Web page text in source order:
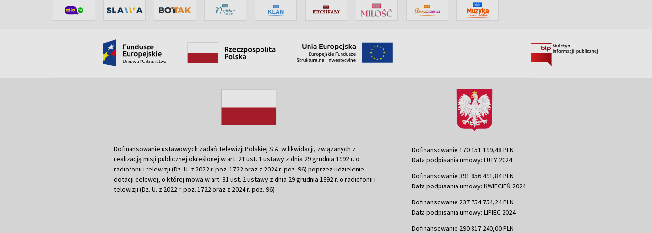
Dofinansowanie ustawowych zadań Telewizji Polskiej S.A. w likwidacji, związanych z
realizacją misji publicznej określonej w art. 21 ust. 1 ustawy z dnia 29 grudnia 1992 r. o
radiofonii i telewizji (Dz. U. z 2022 r. poz. 1722 oraz z 2024 r. poz. 96) poprzez udzielenie
dotacji celowej, o której mowa w art. 31 ust. 2 ustawy z dnia 29 grudnia 1992 r. o radiofonii i
telewizji (Dz. U. z 2022 r. poz. 1722 oraz z 2024 r. poz. 96)
Dofinansowanie 170 151 199,48 PLN
Data podpisania umowy: LUTY 2024
Dofinansowanie 391 856 491,84 PLN
Data podpisania umowy: KWIECIEŃ 2024
Dofinansowanie 237 754 754,24 PLN
Data podpisania umowy: LIPIEC 2024
Dofinansowanie 290 817 240,00 PLN